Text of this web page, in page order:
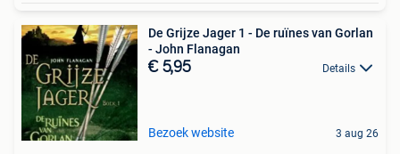
De Grijze Jager 1 - De ruïnes van Gorlan
- John Flanagan
€ 5,95 Details
Bezoek website 3 aug 26